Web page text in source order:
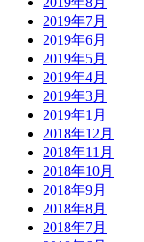
2019年7月
2019年6月
2019年5月
2019年4月
2019年3月
2019年1月
2018年12月
2018年11月
2018年10月
2018年9月
2018年8月
2018年7月